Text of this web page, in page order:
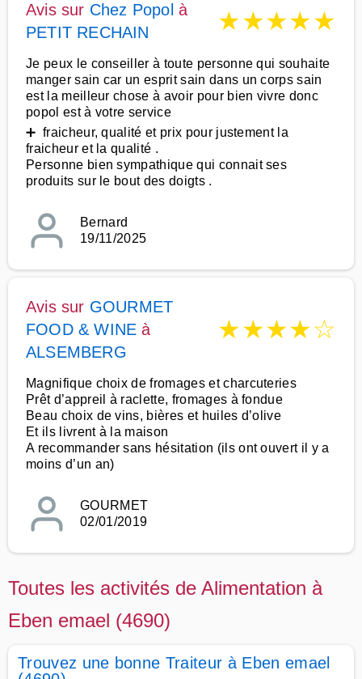
Avis sur Chez Popol à
PETIT RECHAIN
★★★★★
Je peux le conseiller à toute personne qui souhaite
manger sain car un esprit sain dans un corps sain
est la meilleur chose à avoir pour bien vivre donc
popol est à votre service
➕ fraicheur, qualité et prix pour justement la
fraicheur et la qualité .
Personne bien sympathique qui connait ses
produits sur le bout des doigts .
Bernard
19/11/2025
Avis sur GOURMET
FOOD & WINEà
ALSEMBERG
★★★★☆
Magnifique choix de fromages et charcuteries
Prêt d’appreil à raclette, fromages à fondue
Beau choix de vins, bières et huiles d’olive
Et ils livrent à la maison
A recommander sans hésitation (ils ont ouvert il y a
moins d’un an)
GOURMET
02/01/2019
Toutes les activités de Alimentation à
Eben emael (4690)
Trouvez une bonne Traiteur à Eben emael